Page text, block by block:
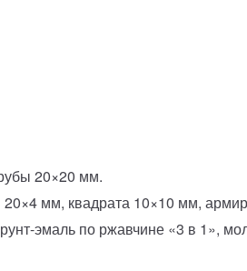
20×20 мм.
мм, квадрата 10×10 мм,
эмаль по ржавчине «3 в 1»,